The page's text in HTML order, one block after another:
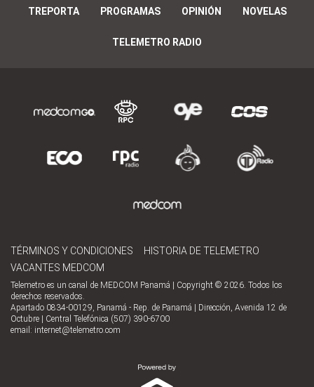
TREPORTA PROGRAMAS OPINIÓN NOVELAS
TELEMETRO RADIO
TÉRMINOS Y CONDICIONES
HISTORIA DE TELEMETRO
VACANTES MEDCOM
Telemetro es un canal de MEDCOM Panamá | Copyright © 2026. Todos los
derechos reservados.
Apartado 0834-00129, Panamá - Rep. de Panamá | Dirección, Avenida 12 de
Octubre | Central Telefónica (507) 390-6700
email: internet@telemetro.com